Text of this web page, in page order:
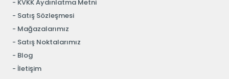
KVKK Aydınlatma Metni
Satış Sözleşmesi
Mağazalarımız
Satış Noktalarımız
Blog
İletişim